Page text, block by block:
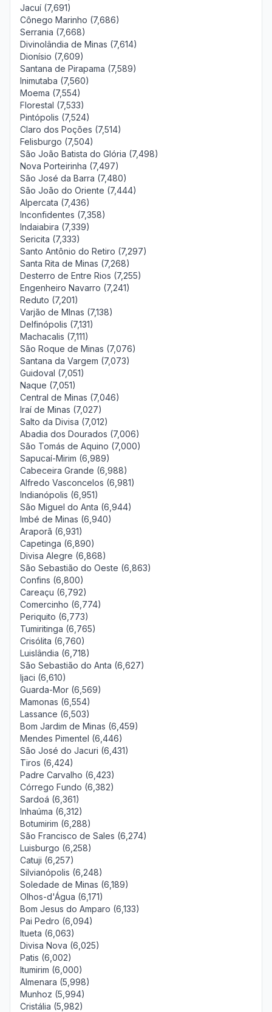
Jacuí (7,691)
Cônego Marinho (7,686)
Serrania (7,668)
Divinolândia de Minas (7,614)
Dionísio (7,609)
Santana de Pirapama (7,589)
Inimutaba (7,560)
Moema (7,554)
Florestal (7,533)
Pintópolis (7,524)
Claro dos Poções (7,514)
Felisburgo (7,504)
São João Batista do Glória (7,498)
Nova Porteirinha (7,497)
São José da Barra (7,480)
São João do Oriente (7,444)
Alpercata (7,436)
Inconfidentes (7,358)
Indaiabira (7,339)
Sericita (7,333)
Santo Antônio do Retiro (7,297)
Santa Rita de Minas (7,268)
Desterro de Entre Rios (7,255)
Engenheiro Navarro (7,241)
Reduto (7,201)
Varjão de MInas (7,138)
Delfinópolis (7,131)
Machacalis (7,111)
São Roque de Minas (7,076)
Santana da Vargem (7,073)
Guidoval (7,051)
Naque (7,051)
Central de Minas (7,046)
Iraí de Minas (7,027)
Salto da Divisa (7,012)
Abadia dos Dourados (7,006)
São Tomás de Aquino (7,000)
Sapucaí-Mirim (6,989)
Cabeceira Grande (6,988)
Alfredo Vasconcelos (6,981)
Indianópolis (6,951)
São Miguel do Anta (6,944)
Imbé de Minas (6,940)
Araporã (6,931)
Capetinga (6,890)
Divisa Alegre (6,868)
São Sebastião do Oeste (6,863)
Confins (6,800)
Careaçu (6,792)
Comercinho (6,774)
Periquito (6,773)
Tumiritinga (6,765)
Crisólita (6,760)
Luislândia (6,718)
São Sebastião do Anta (6,627)
Ijaci (6,610)
Guarda-Mor (6,569)
Mamonas (6,554)
Lassance (6,503)
Bom Jardim de Minas (6,459)
Mendes Pimentel (6,446)
São José do Jacuri (6,431)
Tiros (6,424)
Padre Carvalho (6,423)
Córrego Fundo (6,382)
Sardoá (6,361)
Inhaúma (6,312)
Botumirim (6,288)
São Francisco de Sales (6,274)
Luisburgo (6,258)
Catuji (6,257)
Silvianópolis (6,248)
Soledade de Minas (6,189)
Olhos-d'Água (6,171)
Bom Jesus do Amparo (6,133)
Pai Pedro (6,094)
Itueta (6,063)
Divisa Nova (6,025)
Patis (6,002)
Itumirim (6,000)
Almenara (5,998)
Munhoz (5,994)
Cristália (5,982)